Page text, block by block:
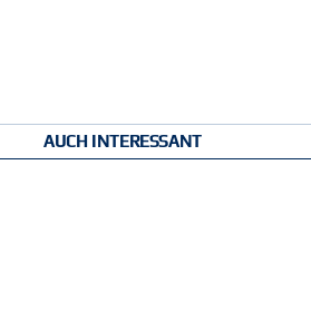
AUCH INTERESSANT